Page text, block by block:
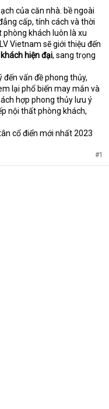
của căn nhà. bề ngoài
cấp, tính cách và thời
khách luôn là xu
Vietnam sẽ giới thiệu đến
hiện đại, sang trọng
đến vấn đề phong thủy,
lại phổ biến may mắn và
hợp phong thủy lưu ý
nội thất phòng khách,
cổ điển mới nhất 2023
#1